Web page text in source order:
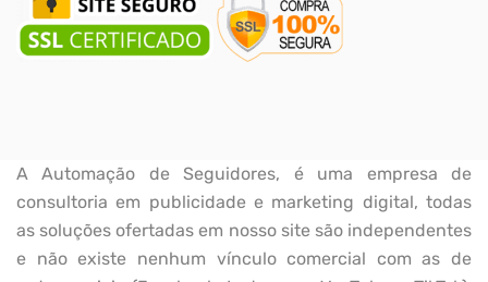
A Automação de Seguidores, é uma empresa de
consultoria em publicidade e marketing digital, todas
as soluções ofertadas em nosso site são independentes
e não existe nenhum vínculo comercial com as de